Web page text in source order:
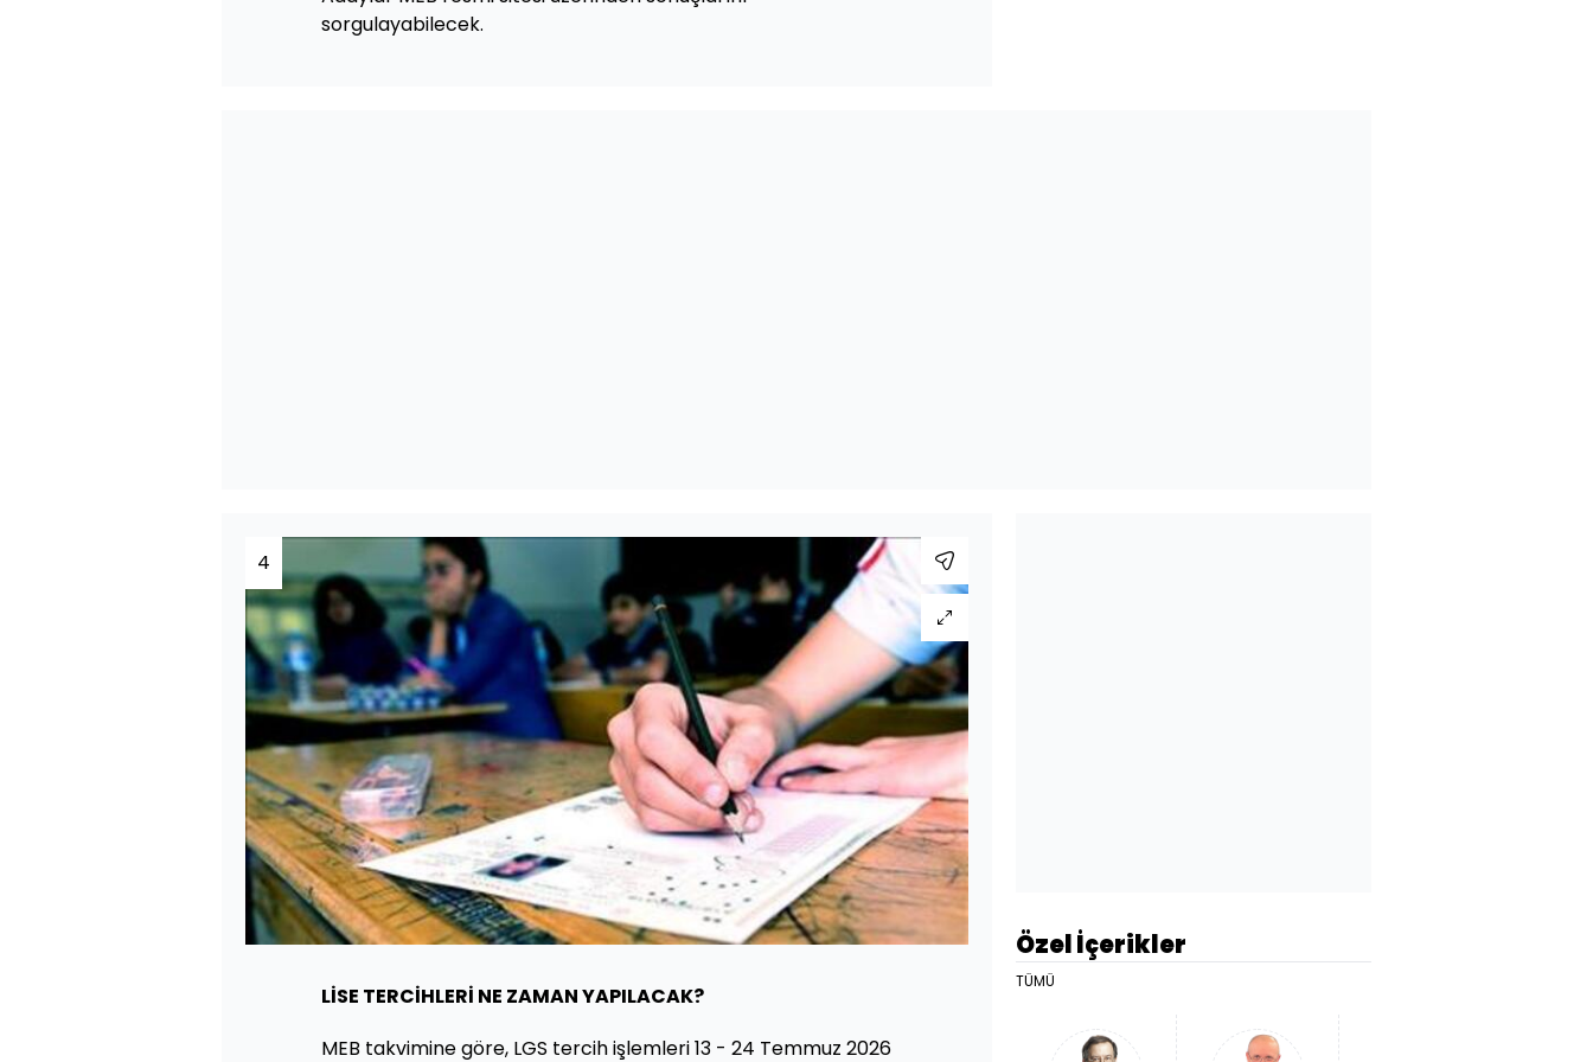
sorgulayabilecek.
4
LİSE TERCİHLERİ NE ZAMAN YAPILACAK?
MEB takvimine göre, LGS tercih işlemleri 13 - 24 Temmuz 2026
Özel İçerikler
TÜMÜ